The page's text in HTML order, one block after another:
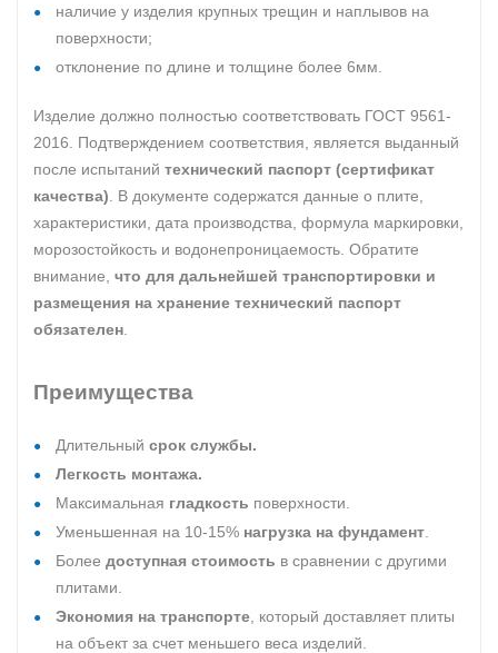
наличие у изделия крупных трещин и наплывов на
поверхности;
отклонение по длине и толщине более 6мм.
Изделие должно полностью соответствовать ГОСТ 9561-
2016. Подтверждением соответствия, является выданный
после испытаний технический паспорт (сертификат
качества) . В документе содержатся данные о плите,
характеристики, дата производства, формула маркировки,
морозостойкость и водонепроницаемость. Обратите
внимание, что для дальнейшей транспортировки и
размещения на хранение технический паспорт
обязателен
Преимущества
Длительный срок службы.
Легкость монтажа.
Максимальная гладкость поверхности.
Уменьшенная на 10-15% нагрузка на фундамент
Более доступная стоимость в сравнении с другими
плитами.
Экономия на транспорте , который доставляет плиты
на объект за счет меньшего веса изделий.